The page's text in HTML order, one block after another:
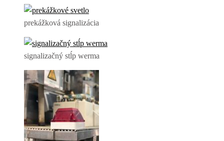
prekážková signalizácia
signalizačný stĺp werma